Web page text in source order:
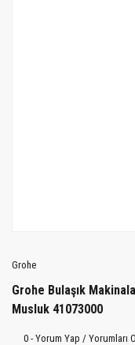
Grohe
Grohe Bulaşık
Musluk 41073000
0 - Yorum Yap / Yorumları